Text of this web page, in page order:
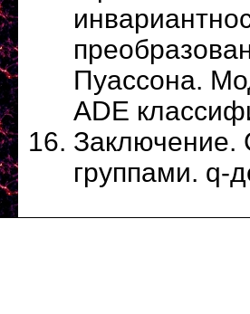
Пуассона.
ADE
Заключение.
группами. q-